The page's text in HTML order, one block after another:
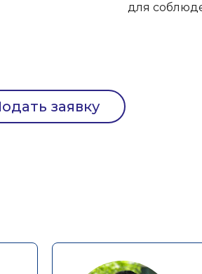
для
заявку